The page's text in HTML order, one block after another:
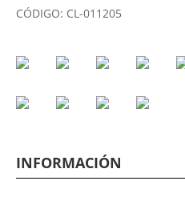
CÓDIGO: CL-011205
INFORMACIÓN